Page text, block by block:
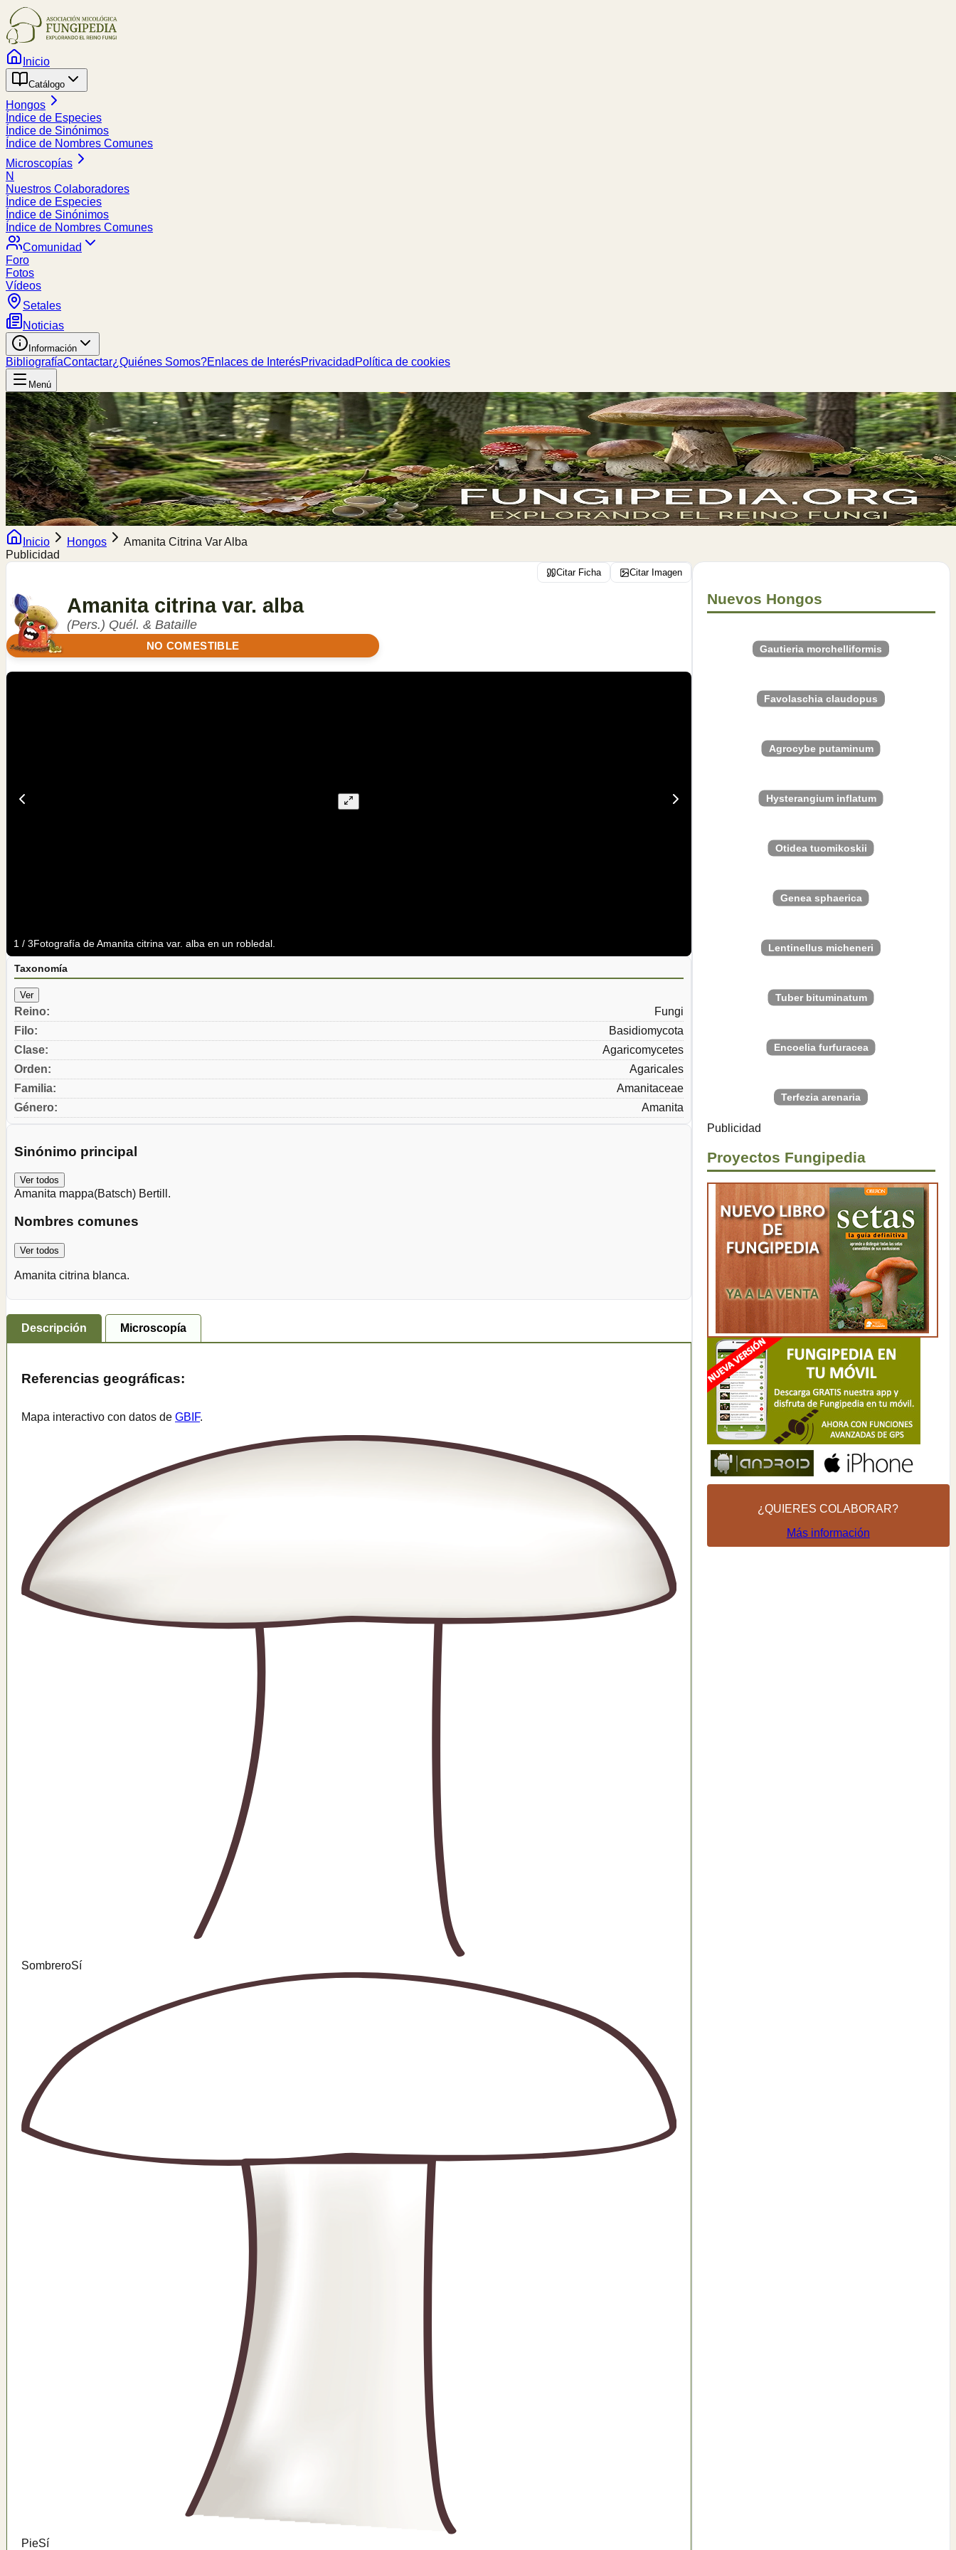
Inicio
Catálogo
Hongos
Índice de Especies
Índice de Sinónimos
Índice de Nombres Comunes
Microscopías
N
Nuestros Colaboradores
Índice de Especies
Índice de Sinónimos
Índice de Nombres Comunes
Comunidad
Foro
Fotos
Vídeos
Setales
Noticias
Información
BibliografíaContactar¿Quiénes Somos?Enlaces de InterésPrivacidad Política de cookies
Menú
Inicio Hongos
Amanita Citrina Var Alba
Publicidad
Citar Ficha Citar Imagen
Amanita citrina var. alba
(Pers.) Quél. & Bataille
NO COMESTIBLE
1 / 3Fotografía de Amanita citrina var. alba en un robledal.
Taxonomía
Ver
Reino:
Fungi
Filo:
Basidiomycota
Clase:
Agaricomycetes
Orden:
Agaricales
Familia:
Amanitaceae
Género: Amanita
Sinónimo principal
Ver todos
Amanita mappa(Batsch) Bertill.
Nombres comunes
Ver todos
Amanita citrina blanca.
Descripción Microscopía
Referencias geográficas:
Mapa interactivo con datos de GBIF.
SombreroSí
PieSí
Nuevos Hongos
Gautieria morchelliformis
Favolaschia claudopus
Agrocybe putaminum
Hysterangium inflatum
Otidea tuomikoskii
Genea sphaerica
Lentinellus micheneri
Tuber bituminatum
Encoelia furfuracea
Terfezia arenaria
Publicidad
Proyectos Fungipedia
¿QUIERES COLABORAR?
Más información